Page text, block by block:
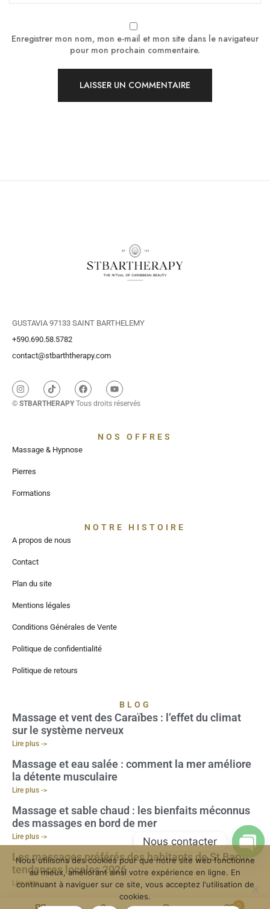
0
Enregistrer mon nom, mon e-mail et mon site dans le navigateur
pour mon prochain commentaire.
GUSTAVIA 97133 SAINT BARTHELEMY
+590.690.58.5782
contact@stbarththerapy.com
© STBARTHERAPY Tous droits réservés
NOS OFFRES
Massage & Hypnose
Pierres
Formations
NOTRE HISTOIRE
A propos de nous
Contact
Plan du site
Mentions légales
Conditions Générales de Vente
Politique de confidentialité
Politique de retours
BLOG
Massage et vent des Caraïbes : l’effet du climat
sur le système nerveux
Lire plus ->
Massage et eau salée : comment la mer améliore
la détente musculaire
Lire plus ->
Massage et sable chaud : les bienfaits méconnus
des massages en bord de mer
Lire plus ->
Les massages préférés des habitants de St Barth :
tendances locales 2026
Lire plus ->
Nous utilisons des cookies pour que notre site web fonctionne
au mieux, améliorant ainsi votre expérience en ligne. En
continuant à naviguer sur ce site, vous acceptez l'utilisation de
cookies.
Nous contacter